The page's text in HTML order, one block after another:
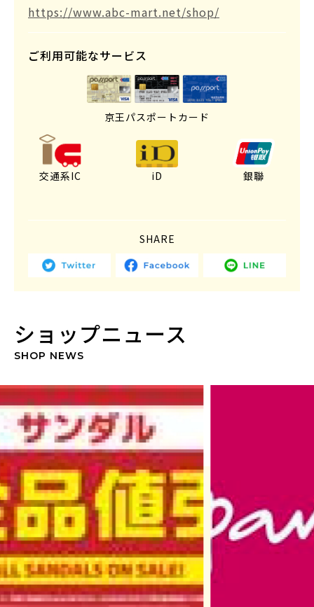
https://www.abc-mart.net/shop/
ご利用可能なサービス
京王パスポートカード
交通系IC iD 銀聯
SHARE
ショップニュース
SHOP NEWS